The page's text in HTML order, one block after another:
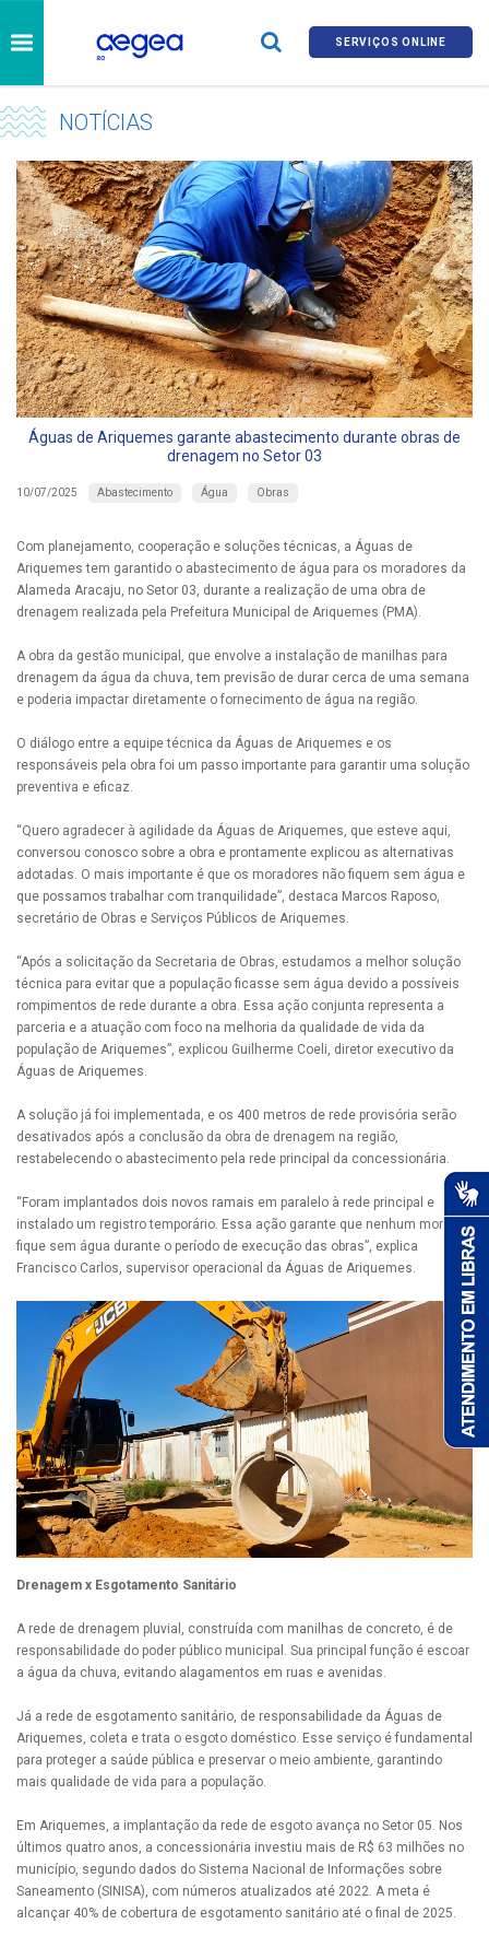
SERVIÇOS ONLINE
NOTÍCIAS
Águas de Ariquemes garante abastecimento durante obras de
drenagem no Setor 03
10/07/2025 Abastecimento Água Obras
Com planejamento, cooperação e soluções técnicas, a Águas de
Ariquemes tem garantido o abastecimento de água para os moradores da
Alameda Aracaju, no Setor 03, durante a realização de uma obra de
drenagem realizada pela Prefeitura Municipal de Ariquemes (PMA).
A obra da gestão municipal, que envolve a instalação de manilhas para
drenagem da água da chuva, tem previsão de durar cerca de uma semana
e poderia impactar diretamente o fornecimento de água na região.
O diálogo entre a equipe técnica da Águas de Ariquemes e os
responsáveis pela obra foi um passo importante para garantir uma solução
preventiva e eficaz.
“Quero agradecer à agilidade da Águas de Ariquemes, que esteve aqui,
conversou conosco sobre a obra e prontamente explicou as alternativas
adotadas. O mais importante é que os moradores não fiquem sem água e
que possamos trabalhar com tranquilidade”, destaca Marcos Raposo,
secretário de Obras e Serviços Públicos de Ariquemes.
“Após a solicitação da Secretaria de Obras, estudamos a melhor solução
técnica para evitar que a população ficasse sem água devido a possíveis
rompimentos de rede durante a obra. Essa ação conjunta representa a
parceria e a atuação com foco na melhoria da qualidade de vida da
população de Ariquemes”, explicou Guilherme Coeli, diretor executivo da
Águas de Ariquemes.
A solução já foi implementada, e os 400 metros de rede provisória serão
desativados após a conclusão da obra de drenagem na região,
restabelecendo o abastecimento pela rede principal da concessionária.
“Foram implantados dois novos ramais em paralelo à rede principal e
instalado um registro temporário. Essa ação garante que nenhum morador
fique sem água durante o período de execução das obras”, explica
Francisco Carlos, supervisor operacional da Águas de Ariquemes.
Drenagem x Esgotamento Sanitário
A rede de drenagem pluvial, construída com manilhas de concreto, é de
responsabilidade do poder público municipal. Sua principal função é escoar
a água da chuva, evitando alagamentos em ruas e avenidas.
Já a rede de esgotamento sanitário, de responsabilidade da Águas de
Ariquemes, coleta e trata o esgoto doméstico. Esse serviço é fundamental
para proteger a saúde pública e preservar o meio ambiente, garantindo
mais qualidade de vida para a população.
Em Ariquemes, a implantação da rede de esgoto avança no Setor 05. Nos
últimos quatro anos, a concessionária investiu mais de R$ 63 milhões no
município, segundo dados do Sistema Nacional de Informações sobre
Saneamento (SINISA), com números atualizados até 2022. A meta é
alcançar 40% de cobertura de esgotamento sanitário até o final de 2025.